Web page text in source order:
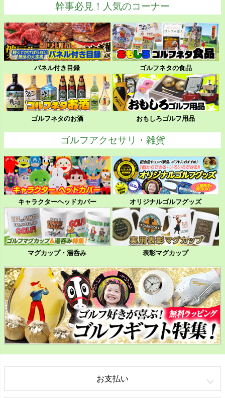
幹事必見！人気のコーナー
パネル付き目録 ゴルフネタの食品
ゴルフネタのお酒 おもしろゴルフ用品
ゴルフアクセサリ・雑貨
キャラクターヘッドカバー オリジナルゴルフグッズ
マグカップ・湯呑み 表彰マグカップ
お支払い